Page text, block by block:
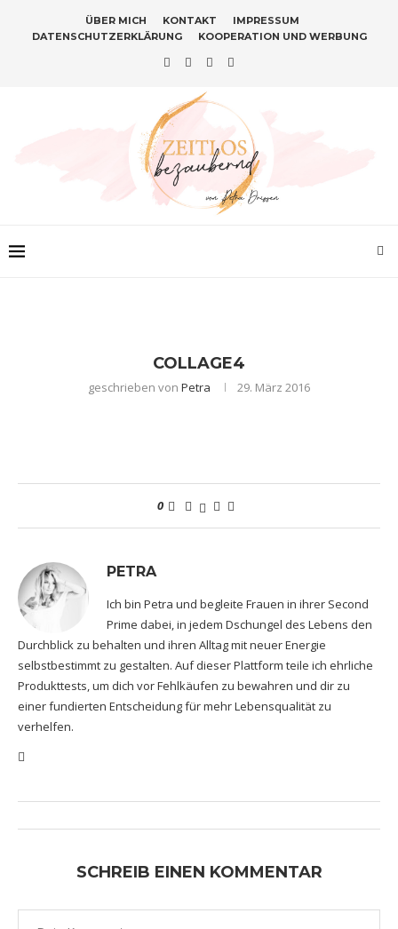
ÜBER MICH KONTAKT
IMPRESSUM
DATENSCHUTZERKLÄRUNG
KOOPERATION UND WERBUNG
COLLAGE4
geschrieben von Petra 29. März 2016
0
PETRA
Ich bin Petra und begleite Frauen in ihrer Second
Prime dabei, in jedem Dschungel des Lebens den
Durchblick zu behalten und ihren Alltag mit neuer Energie
selbstbestimmt zu gestalten. Auf dieser Plattform teile ich ehrliche
Produkttests, um dich vor Fehlkäufen zu bewahren und dir zu
einer fundierten Entscheidung für mehr Lebensqualität zu
verhelfen.
SCHREIB EINEN KOMMENTAR